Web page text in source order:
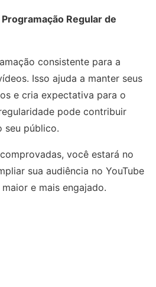
Regular de
consistente para a
Isso ajuda a manter seus
e cria expectativa para o
pode contribuir
seu público.
você estará no
sua audiência no YouTube
e mais engajado.